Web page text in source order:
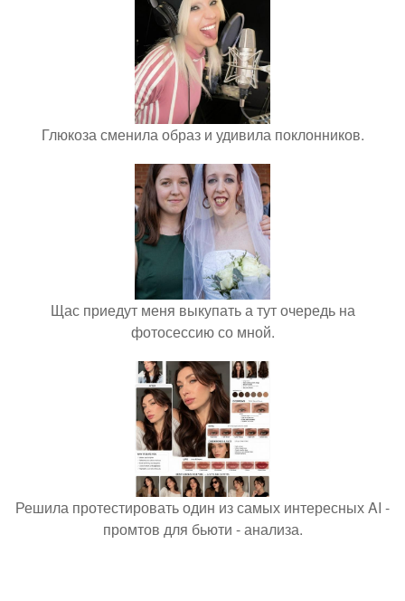
Глюкоза сменила образ и удивила поклонников.
Щас приедут меня выкупать а тут очередь на
фотосессию со мной.
Решила протестировать один из самых интересных AI -
промтов для бьюти - анализа.